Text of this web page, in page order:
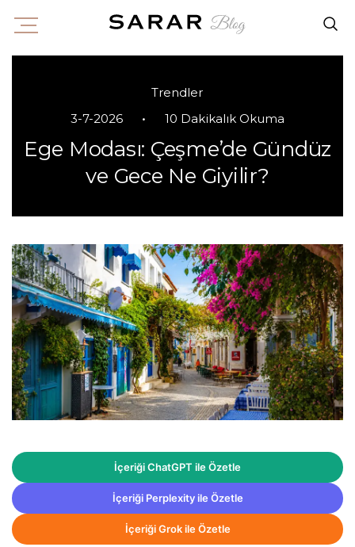
Trendler
3-7-2026
• 10 Dakikalık Okuma
Ege Modası: Çeşme’de Gündüz
ve Gece Ne Giyilir?
İçeriği ChatGPT ile Özetle
İçeriği Perplexity ile Özetle
İçeriği Grok ile Özetle